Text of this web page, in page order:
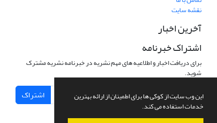
این وب سایت از کوکی ها برای اطمینان از ارائه بهترین
خدمات استفاده می کند.
نقشه سایت
آخرین اخبار
اشتراک خبرنامه
برای دریافت اخبار و اطلاعیه های مهم نشریه در خبرنامه نشریه مشترک
شوید.
اشتراک